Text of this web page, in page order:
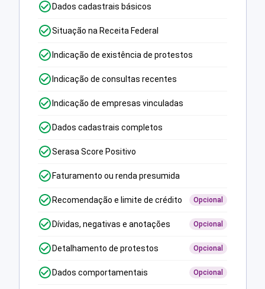
Dados cadastrais básicos
Situação na Receita Federal
Indicação de existência de protestos
Indicação de consultas recentes
Indicação de empresas vinculadas
Dados cadastrais completos
Serasa Score Positivo
Faturamento ou renda presumida
Recomendação e limite de crédito Opcional
Dívidas, negativas e anotações Opcional
Detalhamento de protestos Opcional
Dados comportamentais Opcional